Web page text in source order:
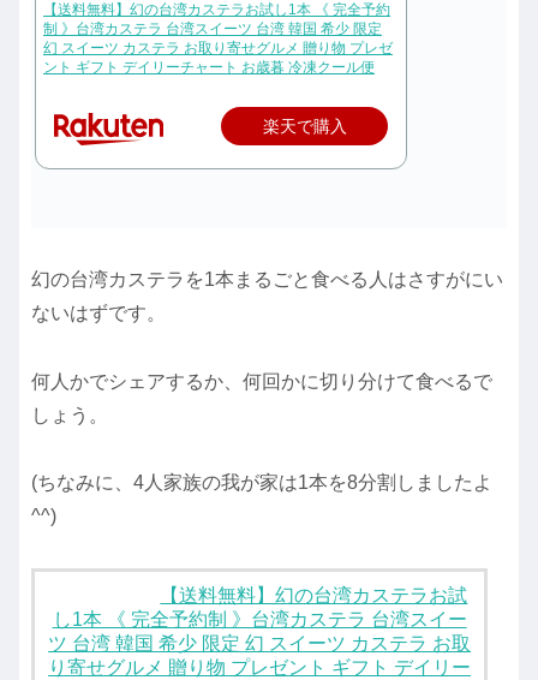
【送料無料】幻の台湾カステラお試し1本 《 完全予約
制 》台湾カステラ 台湾スイーツ 台湾 韓国 希少 限定
幻 スイーツ カステラ お取り寄せグルメ 贈り物 プレゼ
ント ギフト デイリーチャート お歳暮 冷凍クール便
楽天で購入
幻の台湾カステラを1本まるごと食べる人はさすがにい
ないはずです。
何人かでシェアするか、何回かに切り分けて食べるで
しょう。
(ちなみに、4人家族の我が家は1本を8分割しましたよ
^^)
【送料無料】幻の台湾カステラお試
し1本 《 完全予約制 》台湾カステラ 台湾スイー
ツ 台湾 韓国 希少 限定 幻 スイーツ カステラ お取
り寄せグルメ 贈り物 プレゼント ギフト デイリー